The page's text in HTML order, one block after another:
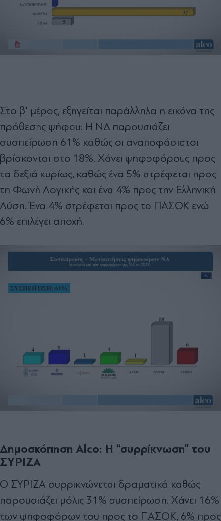
Στο β' μέρος, εξηγείται παράλληλα η εικόνα της
πρόθεσης ψήφου: Η ΝΔ παρουσιάζει
συσπείρωση 61% καθώς οι αναποφάσιστοι
βρίσκονται στο 18%. Χάνει ψηφοφόρους προς
τα δεξιά κυρίως, καθώς ένα 5% στρέφεται προς
τη Φωνή Λογικής και ένα 4% προς την Ελληνική
Λύση. Ένα 4% στρέφεται προς το ΠΑΣΟΚ ενώ
6% επιλέγει αποχή.
Δημοσκόπηση Alco: Η "συρρίκνωση" του
ΣΥΡΙΖΑ
Ο ΣΥΡΙΖΑ συρρικνώνεται δραματικά καθώς
παρουσιάζει μόλις 31% συσπείρωση. Χάνει 16%
των ψηφοφόρων του προς το ΠΑΣΟΚ, 6% προς